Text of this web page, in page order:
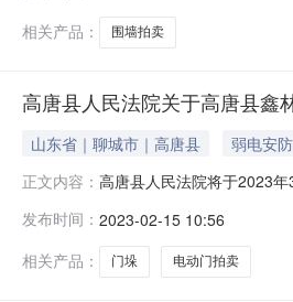
查看标的
相关产品：
围墙拍卖
高唐县人民法院关于高唐县鑫
山东省｜聊城市｜高唐县 弱电安防
正文内容： 高唐县人民法院将于2023
报告。起拍价：4648元，
系，统一安排
发布时间： 2023-02-15 10:56
相关产品：
门垛 电动门拍卖